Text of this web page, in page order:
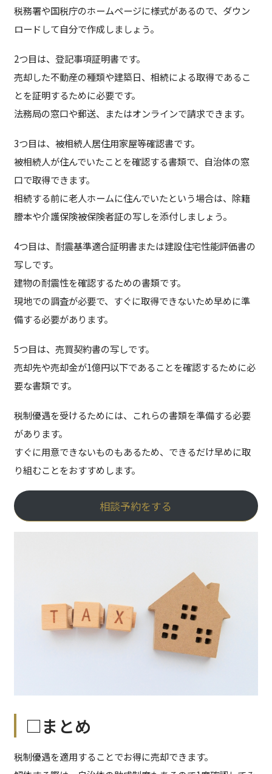
税務署や国税庁のホームページに様式があるので、ダウン
ロードして自分で作成しましょう。
2つ目は、登記事項証明書です。
売却した不動産の種類や建築日、相続による取得であるこ
とを証明するために必要です。
法務局の窓口や郵送、またはオンラインで請求できます。
3つ目は、被相続人居住用家屋等確認書です。
被相続人が住んでいたことを確認する書類で、自治体の窓
口で取得できます。
相続する前に老人ホームに住んでいたという場合は、除籍
謄本や介護保険被保険者証の写しを添付しましょう。
4つ目は、耐震基準適合証明書または建設住宅性能評価書の
写しです。
建物の耐震性を確認するための書類です。
現地での調査が必要で、すぐに取得できないため早めに準
備する必要があります。
5つ目は、売買契約書の写しです。
売却先や売却金が1億円以下であることを確認するために必
要な書類です。
税制優遇を受けるためには、これらの書類を準備する必要
があります。
すぐに用意できないものもあるため、できるだけ早めに取
り組むことをおすすめします。
相談予約をする
□まとめ
税制優遇を適用することでお得に売却できます。